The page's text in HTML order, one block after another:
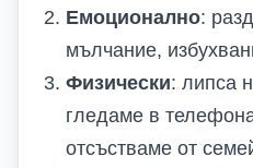
Емоционално:
мълчание,
Физически: липса
гледаме в
отсъстваме от